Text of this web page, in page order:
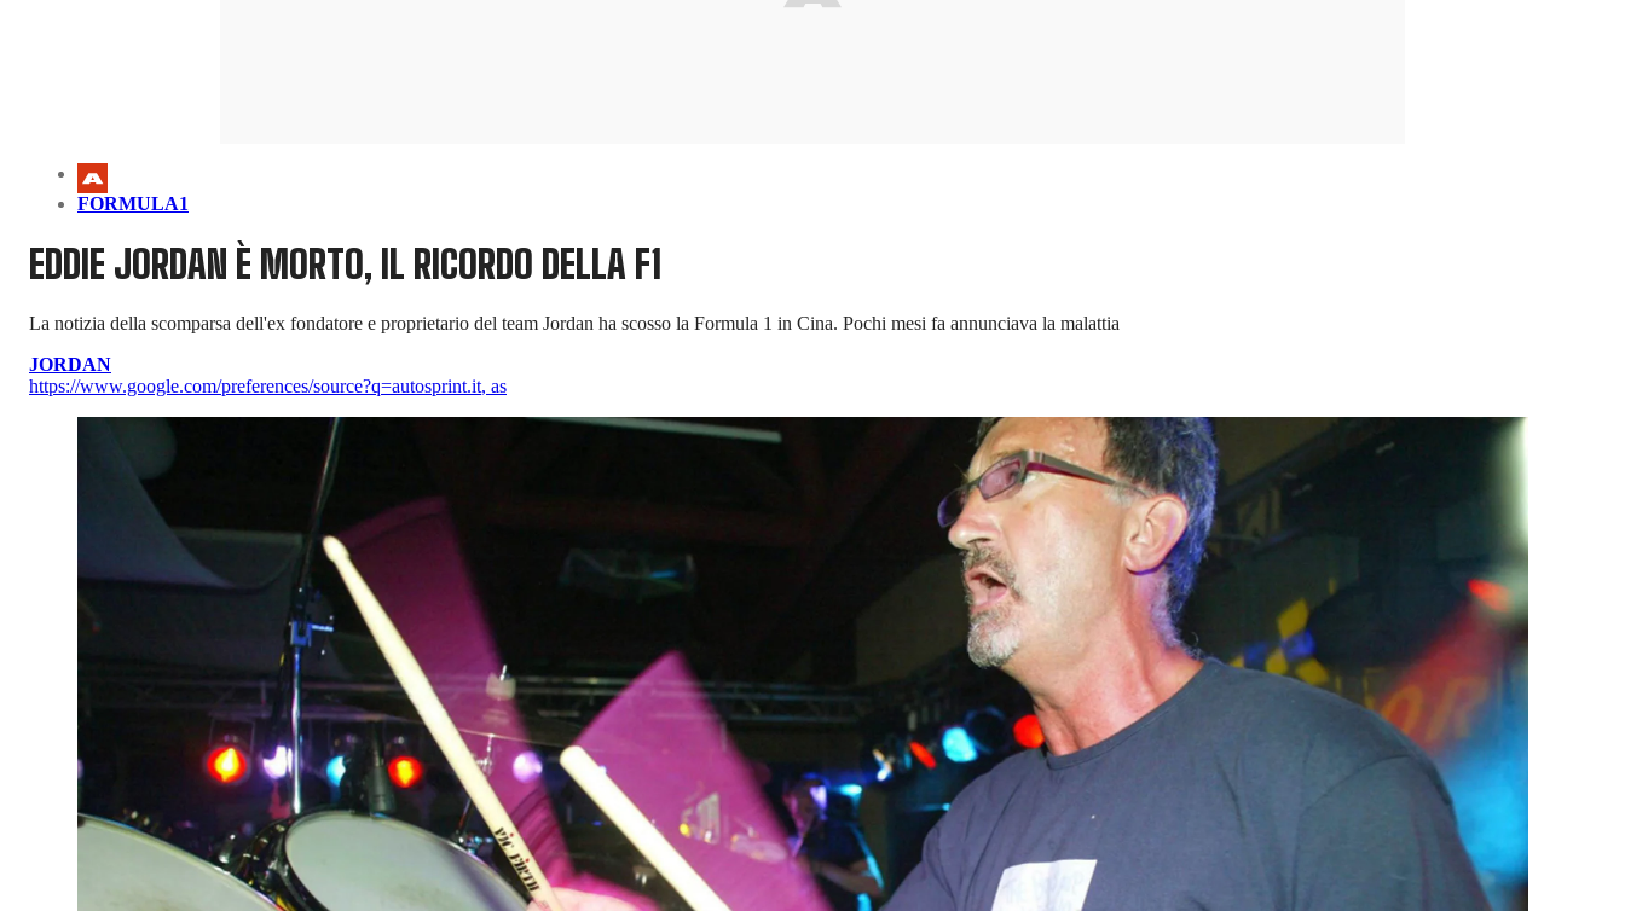
FORMULA1
EDDIE JORDAN È MORTO, IL RICORDO DELLA F1
La notizia della scomparsa dell'ex fondatore e proprietario del team Jordan ha scosso la Formula 1 in Cina. Pochi mesi fa annunciava la malattia
JORDAN
https://www.google.com/preferences/source?q=autosprint.it, as